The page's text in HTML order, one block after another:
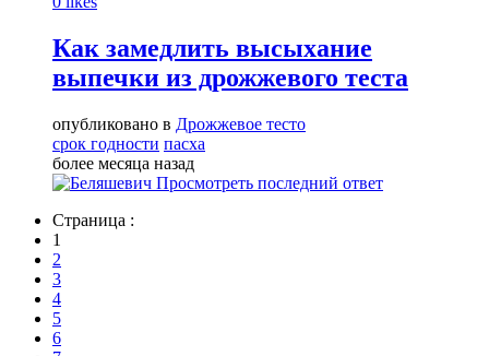
Как замедлить высыхание
выпечки из дрожжевого теста
опубликовано в Дрожжевое тесто
срок годности пасха
более месяца назад
Просмотреть последний ответ
Страница :
1
2
3
4
5
6